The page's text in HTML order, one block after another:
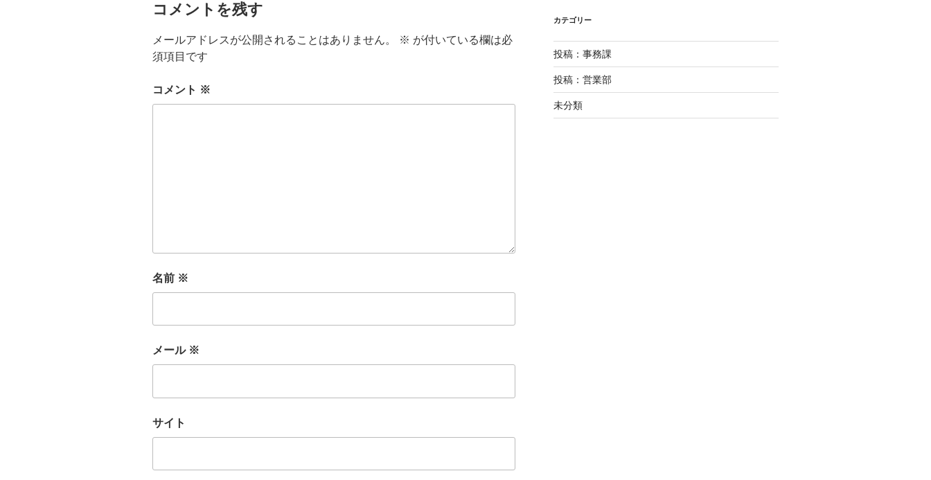
コメントを残す
メールアドレスが公開されることはありません。 ※ が付いている欄は必
須項目です
コメント ※
名前 ※
メール ※
サイト
カテゴリー
投稿：事務課
投稿：営業部
未分類